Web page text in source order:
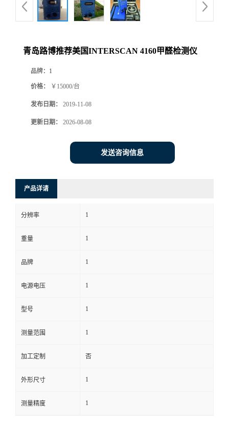
品
系
方
式
在
线
青岛路博推荐美国INTERSCAN 4160甲醛检测仪
品牌： 1
价格： ￥15000/台
发布日期： 2019-11-08
更新日期： 2026-08-08
发送咨询信息
产品详请
分辨率 1
重量 1
品牌 1
电源电压 1
型号 1
测量范围 1
加工定制 否
外形尺寸 1
测量精度 1